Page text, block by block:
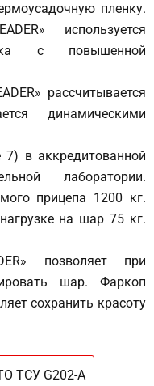
пленку.
используется
с повышенной
рассчитывается
динамическими
в аккредитованной
лаборатории.
прицепа 1200 кг.
на шар 75 кг.
позволяет при
шар. Фаркоп
сохранить красоту
ТСУ G202-A